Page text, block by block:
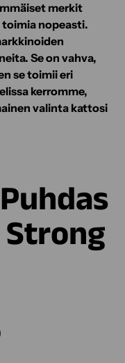
merkit
toimia nopeasti.
Se on vahva,
se toimii eri
kerromme,
valinta kattosi